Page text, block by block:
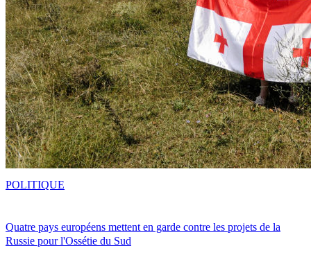
Quatre pays européens mettent en garde contre les projets de la
Russie pour l'Ossétie du Sud
POLITIQUE